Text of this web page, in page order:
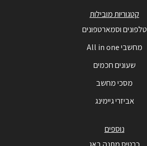
קטגוריות מובילות
טלפונים וסמארטפונים
מחשבי All in one
שעונים חכמים
מסכי מחשב
אביזרי גיימינג
נוספים